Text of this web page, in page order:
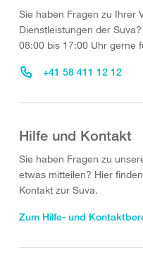
Sie haben Fragen zu Ihrer
Dienstleistungen der
08:00 bis 17:00 Uhr gerne
+41 58 411 12 12
Hilfe und Kontakt
Sie haben Fragen zu
etwas mitteilen? Hier
Kontakt zur Suva.
Zum Hilfe- und